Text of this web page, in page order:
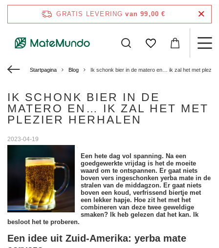
GRATIS LEVERING van 99,00 €
Startpagina Blog Ik schonk bier in de matero en… ik zal het met plezier
IK SCHONK BIER IN DE
MATERO EN… IK ZAL HET MET
PLEZIER HERHALEN
2023-04-19
Een hete dag vol spanning. Na een
goedgewerkte vrijdag is het de moeite
waard om te ontspannen. Er gaat niets
boven vers ingeschonken yerba mate in de
stralen van de middagzon. Er gaat niets
boven een koud, verfrissend biertje met
een lekker hapje. Hoe zit het met het
combineren van deze twee geweldige
smaken? Ik heb gelezen dat het kan. Ik
besloot het te proberen.
Een idee uit Zuid-Amerika: yerba mate